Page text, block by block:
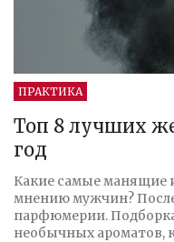
ПРАКТИКА
Топ 8 лучших
год
Какие самые манящие
мнению мужчин?
парфюмерии.
необычных ароматов,